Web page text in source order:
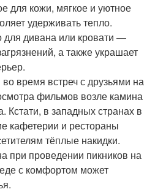
для кожи, мягкое и уютное
удерживать тепло.
дивана или кровати —
а также украшает
время встреч с друзьями на
фильмов возле камина
Кстати, в западных странах в
кафетерии и рестораны
тёплые накидки.
при проведении пикников на
с комфортом может